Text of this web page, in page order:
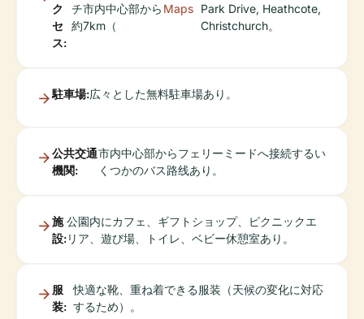
ク
セ
ス:
チ市内中心部から
約7km（
Maps Park Drive, Heathcote,
Christchurch。
駐車場:広々とした無料駐車場あり。
公共交通
機関:
市内中心部からフェリーミードへ接続するい
くつかのバス路线あり。
施
設:
公園内にカフェ、ギフトショップ、ピクニックエ
リア、遊び場、トイレ、ベビー休憩室あり。
服
装:
快適な靴、重ね着できる服装（天候の変化に対応
するため）。